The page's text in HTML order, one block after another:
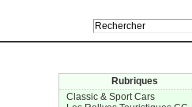
Rubriques
Classic & Sport Cars